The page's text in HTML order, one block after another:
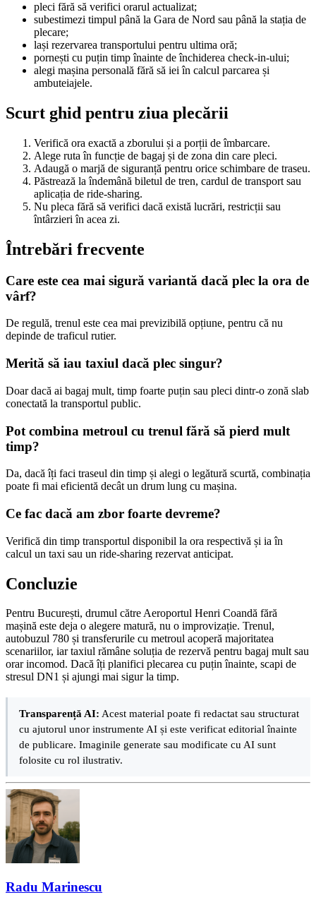
pleci fără să verifici orarul actualizat;
subestimezi timpul până la Gara de Nord sau până la stația de
plecare;
lași rezervarea transportului pentru ultima oră;
pornești cu puțin timp înainte de închiderea check-in-ului;
alegi mașina personală fără să iei în calcul parcarea și
ambuteiajele.
Scurt ghid pentru ziua plecării
Verifică ora exactă a zborului și a porții de îmbarcare.
Alege ruta în funcție de bagaj și de zona din care pleci.
Adaugă o marjă de siguranță pentru orice schimbare de traseu.
Păstrează la îndemână biletul de tren, cardul de transport sau
aplicația de ride-sharing.
Nu pleca fără să verifici dacă există lucrări, restricții sau
întârzieri în acea zi.
Întrebări frecvente
Care este cea mai sigură variantă dacă plec la ora de
vârf?
De regulă, trenul este cea mai previzibilă opțiune, pentru că nu
depinde de traficul rutier.
Merită să iau taxiul dacă plec singur?
Doar dacă ai bagaj mult, timp foarte puțin sau pleci dintr-o zonă slab
conectată la transportul public.
Pot combina metroul cu trenul fără să pierd mult
timp?
Da, dacă îți faci traseul din timp și alegi o legătură scurtă, combinația
poate fi mai eficientă decât un drum lung cu mașina.
Ce fac dacă am zbor foarte devreme?
Verifică din timp transportul disponibil la ora respectivă și ia în
calcul un taxi sau un ride-sharing rezervat anticipat.
Concluzie
Pentru București, drumul către Aeroportul Henri Coandă fără
mașină este deja o alegere matură, nu o improvizație. Trenul,
autobuzul 780 și transferurile cu metroul acoperă majoritatea
scenariilor, iar taxiul rămâne soluția de rezervă pentru bagaj mult sau
orar incomod. Dacă îți planifici plecarea cu puțin înainte, scapi de
stresul DN1 și ajungi mai sigur la timp.
Transparență AI: Acest material poate fi redactat sau structurat
cu ajutorul unor instrumente AI și este verificat editorial înainte
de publicare. Imaginile generate sau modificate cu AI sunt
folosite cu rol ilustrativ.
Radu Marinescu